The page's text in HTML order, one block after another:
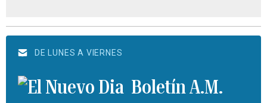
DE LUNES A VIERNES
Boletín A.M.